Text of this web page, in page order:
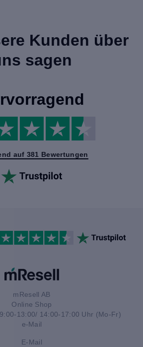
Kunden über
sagen
auf 381 Bewertungen
mResell AB
Online Shop
13:00/ 14:00-17:00 Uhr (Mo-Fr)
e-Mail
E-Mail